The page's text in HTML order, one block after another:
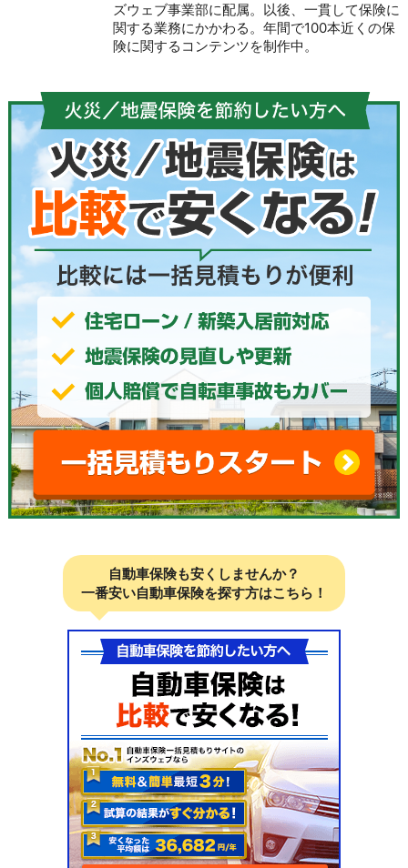
ズウェブ事業部に配属。以後、一貫して保険に
関する業務にかかわる。年間で100本近くの保
険に関するコンテンツを制作中。
自動車保険も安くしませんか？
一番安い自動車保険を探す方はこちら！